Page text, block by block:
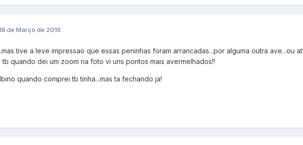
de Março de 2016
tive a leve impressao que essas peninhas foram arrancadas...por alguma outra ave...ou
tb quando dei um zoom na foto vi uns pontos mais avermelhados!!
quando comprei tb tinha...mas ta fechando ja!